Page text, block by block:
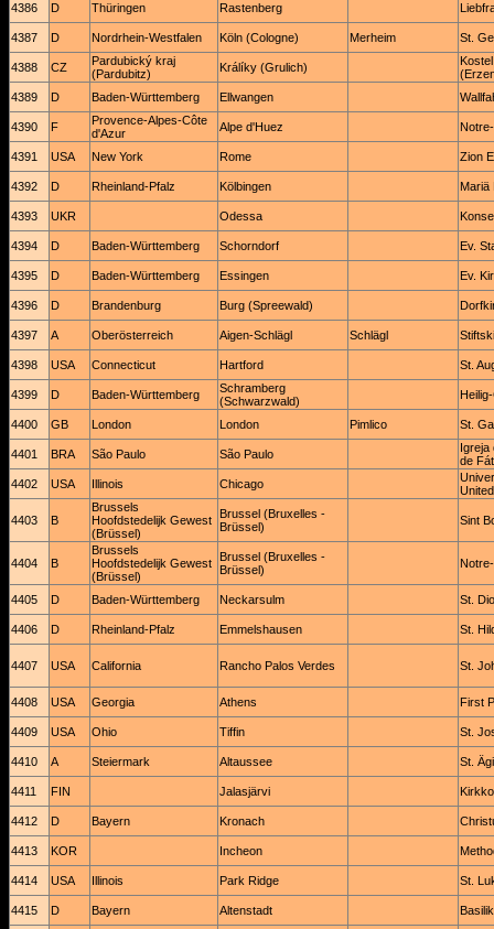
4386
D Thüringen Rastenberg
4387 D Nordrhein-Westfalen Köln (Cologne) Merheim St.
4388 CZ
Pardubický kraj
(Pardubitz)
Králíky (Grulich)
4389
D Baden-Württemberg Ellwangen
4390 F
Provence-Alpes-Côte
d'Azur
Alpe d'Huez
4391 USA New York Rome Zion
4392 D Rheinland-Pfalz Kölbingen Mariä
4393 UKR Odessa
4394 D Baden-Württemberg Schorndorf Ev.
4395 D Baden-Württemberg Essingen Ev.
4396 D Brandenburg Burg (Spreewald)
4397 A Oberösterreich Aigen-Schlägl Schlägl
4398 USA Connecticut Hartford St.
4399 D Baden-Württemberg
Schramberg
(Schwarzwald)
4400 GB London London Pimlico St.
4401 BRA São Paulo São Paulo
Igreja
de
4402
USA Illinois Chicago
4403 B
Brussels
Hoofdstedelijk Gewest
(Brüssel)
Brussel (Bruxelles -
Brüssel)
Sint
4404 B
Brussels
Hoofdstedelijk Gewest
(Brüssel)
Brussel (Bruxelles -
Brüssel)
4405 D Baden-Württemberg Neckarsulm St.
4406 D Rheinland-Pfalz Emmelshausen St.
4407 USA California Rancho Palos Verdes St.
4408 USA Georgia Athens First
4409 USA Ohio Tiffin St.
4410 A Steiermark Altaussee St.
4411 FIN Jalasjärvi Kirkko
4412 D Bayern Kronach
4413 KOR Incheon
4414 USA Illinois Park Ridge St.
4415 D Bayern Altenstadt